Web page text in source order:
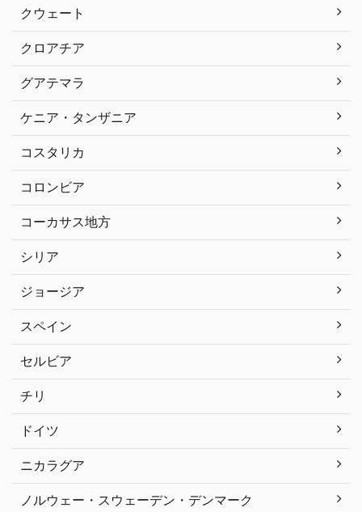
クウェート
クロアチア
グアテマラ
ケニア・タンザニア
コスタリカ
コロンビア
コーカサス地方
シリア
ジョージア
スペイン
セルビア
チリ
ドイツ
ニカラグア
ノルウェー・スウェーデン・デンマーク